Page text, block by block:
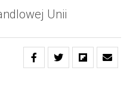
Unii